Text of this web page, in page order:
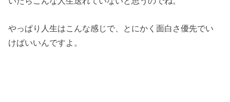
やっぱり人生はこんな感じで、とにかく面白さ優先でい
けばいいんですよ。